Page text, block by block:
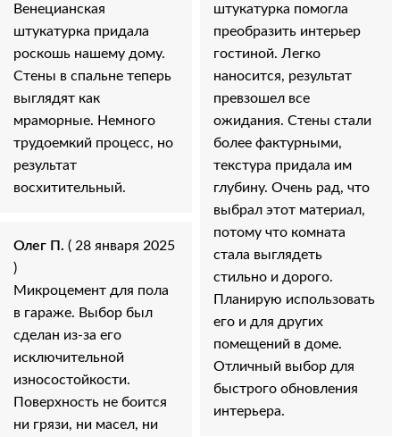
Венецианская
штукатурка придала
роскошь нашему дому.
Стены в спальне теперь
выглядят как
мраморные. Немного
трудоемкий процесс, но
результат
восхитительный.
Олег П. ( 28 января 2025
)
Микроцемент для пола
в гараже. Выбор был
сделан из-за его
исключительной
износостойкости.
Поверхность не боится
ни грязи, ни масел, ни
штукатурка помогла
преобразить интерьер
гостиной. Легко
наносится, результат
превзошел все
ожидания. Стены стали
более фактурными,
текстура придала им
глубину. Очень рад, что
выбрал этот материал,
потому что комната
стала выглядеть
стильно и дорого.
Планирую использовать
его и для других
помещений в доме.
Отличный выбор для
быстрого обновления
интерьера.